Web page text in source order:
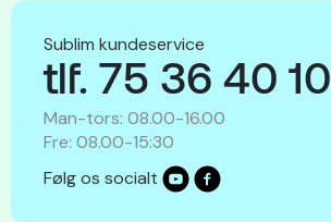
Sublim kundeservice
tlf. 75 36 40 10
Man-tors: 08.00-16.00
Fre: 08.00-15:30
Følg os socialt